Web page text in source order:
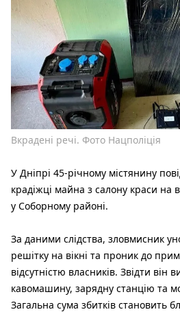
Вкрадені речі. Фото Нацполіція
У Дніпрі 45-річному містянину
крадіжці майна з салону краси на
у Соборному районі.
За даними слідства, зловмисник
решітку на вікні та проник до
відсутністю власників. Звідти він
кавомашину, зарядну станцію та
Загальна сума збитків становить